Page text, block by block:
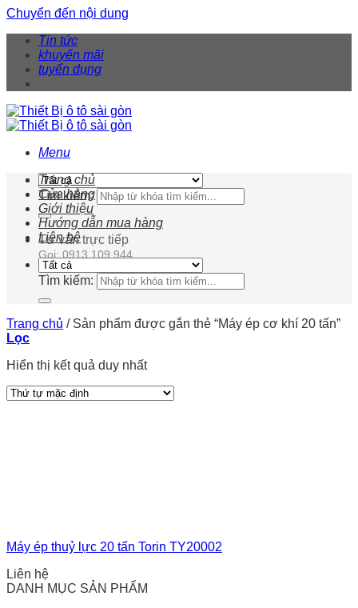
Chuyển đến nội dung
Tin tức
khuyến mãi
tuyển dụng
Menu
Tìm kiếm:
Tư vấn trực tiếp
Gọi: 0913 109 944
Trang chủ
Cửa hàng
Giới thiệu
Hướng dẫn mua hàng
Liên hệ
Tìm kiếm:
Trang chủ /Sản phẩm được gắn thẻ “Máy ép cơ khí 20 tấn”
Lọc
Hiển thị kết quả duy nhất
Máy ép thuỷ lực 20 tấn Torin TY20002
Liên hệ
DANH MỤC SẢN PHẨM